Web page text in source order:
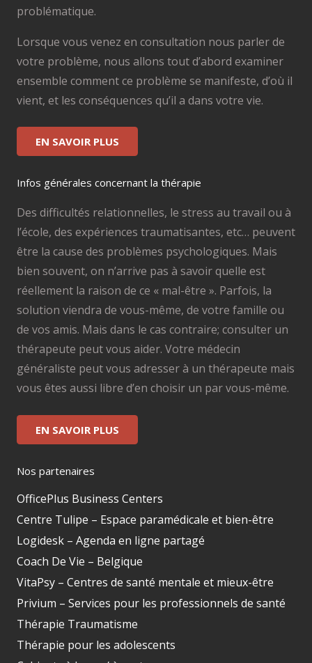
problématique.
Lorsque vous venez en consultation nous parler de
votre problème, nous allons tout d’abord examiner
ensemble comment ce problème se manifeste, d’où il
vient, et les conséquences qu’il a dans votre vie.
EN SAVOIR PLUS
Infos générales concernant la thérapie
Des difficultés relationnelles, le stress au travail ou à
l’école, des expériences traumatisantes, etc… peuvent
être la cause des problèmes psychologiques. Mais
bien souvent, on n’arrive pas à savoir quelle est
réellement la raison de ce « mal-être ». Parfois, la
solution viendra de vous-même, de votre famille ou
de vos amis. Mais dans le cas contraire; consulter un
thérapeute peut vous aider. Votre médecin
généraliste peut vous adresser à un thérapeute mais
vous êtes aussi libre d’en choisir un par vous-même.
EN SAVOIR PLUS
Nos partenaires
OfficePlus Business Centers
Centre Tulipe – Espace paramédicale et bien-être
Logidesk – Agenda en ligne partagé
Coach De Vie – Belgique
VitaPsy – Centres de santé mentale et mieux-être
Privium – Services pour les professionnels de santé
Thérapie Traumatisme
Thérapie pour les adolescents